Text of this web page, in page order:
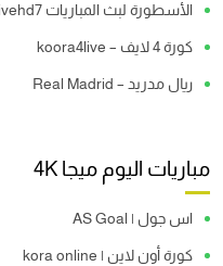
الأسطورة لبث المباريات livehd7
كورة 4 لايف – koora4live
ريال مدريد – Real Madrid
مباريات اليوم ميجا 4K
اس جول | AS Goal
كورة أون لاين | kora online